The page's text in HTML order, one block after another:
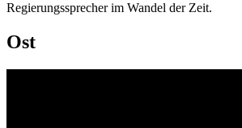
Regierungssprecher im Wandel der Zeit.
Ost